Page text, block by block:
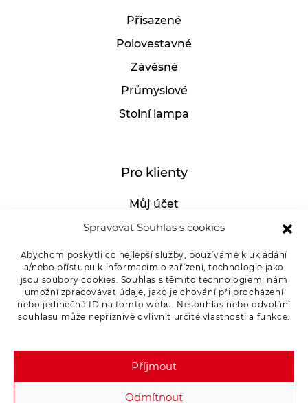
Spravovat Souhlas s cookies
Abychom poskytli co nejlepší služby, používáme k ukládání
a/nebo přístupu k informacím o zařízení, technologie jako
jsou soubory cookies. Souhlas s těmito technologiemi nám
umožní zpracovávat údaje, jako je chování při procházení
nebo jedinečná ID na tomto webu. Nesouhlas nebo odvolání
souhlasu může nepříznivě ovlivnit určité vlastnosti a funkce.
Příjmout
Odmítnout
Přisazené
Polovestavné
Závěsné
Průmyslové
Stolní lampa
Pro klienty
Můj účet
GDPR
Whistleblowing
E-SHOP – Všeobecné obchodní podmínky &
reklamace
Reklamační řád OSMONT
Odstoupení od smlouvy